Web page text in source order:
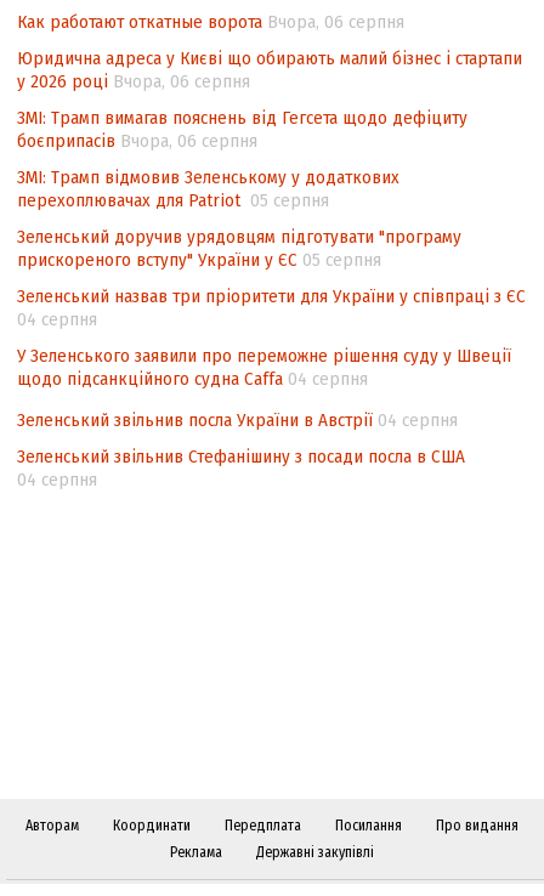
контексті євроінтеграції
Аналіз виборчого законодавства щодо
невизначеності механізму повторного
підрахунку голосів виборців
Інформаційна безпека суспільства
Как работают откатные ворота Вчора, 06 серпня
Юридична адреса у Києві що обирають малий бізнес і стартапи
у 2026 році Вчора, 06 серпня
ЗМІ: Трамп вимагав пояснень від Гегсета щодо дефіциту
боєприпасів Вчора, 06 серпня
ЗМІ: Трамп відмовив Зеленському у додаткових
перехоплювачах для Patriot 05 серпня
Зеленський доручив урядовцям підготувати "програму
прискореного вступу" України у ЄС 05 серпня
Зеленський назвав три пріоритети для України у співпраці з ЄС
04 серпня
У Зеленського заявили про переможне рішення суду у Швеції
щодо підсанкційного судна Caffa 04 серпня
Зеленський звільнив посла України в Австрії 04 серпня
Зеленський звільнив Стефанішину з посади посла в США
04 серпня
Авторам Координати Передплата Посилання
Про видання
Реклама
Державні закупівлі